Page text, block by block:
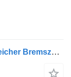
Енергоакумулятор WABCO Federspeicher Bremszylinder 81.50410.6608 Wabco до тягача MAN TGA TGS TGX